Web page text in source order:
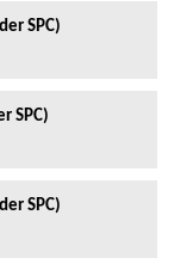
SPC)
SPC)
SPC)